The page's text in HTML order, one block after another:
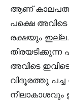
ആണ്
പക്ഷെ
രക്ഷയും
തിരയടിക്കുന്ന
അവിടെ
വിദൂരത്തു പച്ച
നീലാകാശവും